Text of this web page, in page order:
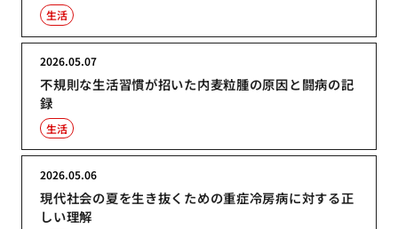
生活
不規則な生活習慣が招いた内麦粒腫の原因と闘病の記
録
2026.05.07
生活
現代社会の夏を生き抜くための重症冷房病に対する正
しい理解
2026.05.06